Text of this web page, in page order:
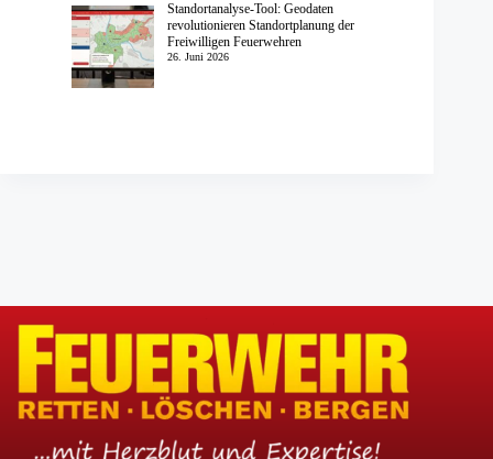
Standortanalyse-Tool: Geodaten
revolutionieren Standortplanung der
Freiwilligen Feuerwehren
26. Juni 2026